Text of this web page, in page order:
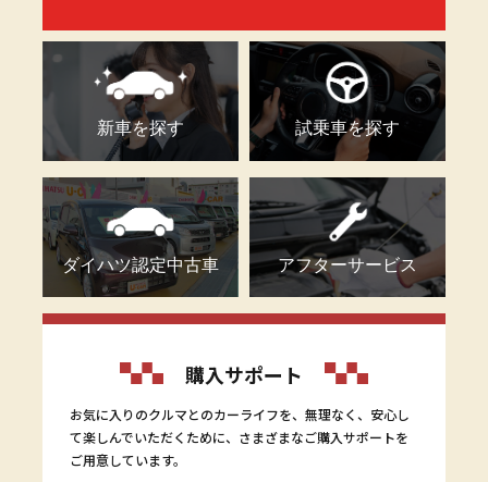
新車を探す 試乗車を探す
ダイハツ認定中古車 アフターサービス
購入サポート
お気に入りのクルマとのカーライフを、無理なく、安心し
て楽しんでいただくために、さまざまなご購入サポートを
ご用意しています。